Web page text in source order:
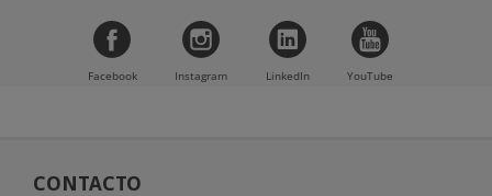
Facebook Instagram LinkedIn YouTube
CONTACTO